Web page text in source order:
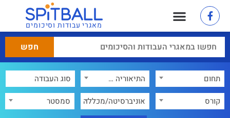
מאגרי עבודות וסיכומים
תחום
התיאוריה של פרברן
קורס
אוניברסיטה/מכללה סמסטר